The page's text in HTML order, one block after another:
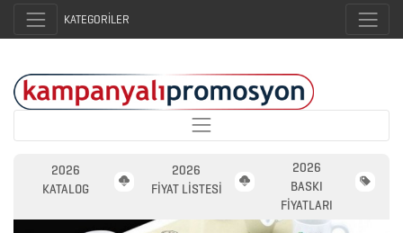
KATEGORİLER
2026
KATALOG
2026
FİYAT LİSTESİ
2026
BASKI
FİYATLARI